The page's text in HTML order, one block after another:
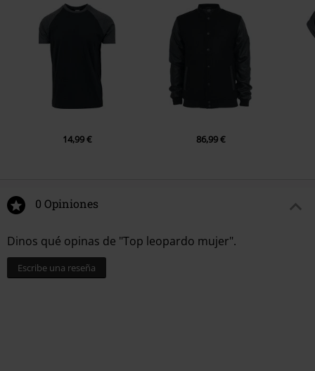
14,99 € 86,99 €
0 Opiniones
Dinos qué opinas de "Top leopardo mujer".
Escribe una reseña